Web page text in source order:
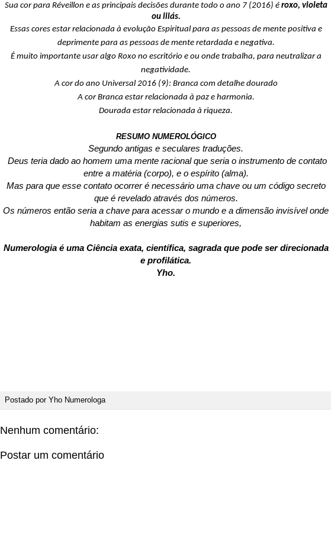
Sua cor para Réveillon e as principais decisões durante todo o ano 7 (2016) é roxo, violeta
ou lilás.
Essas cores estar relacionada à evolução Espiritual para as pessoas de mente positiva e
deprimente para as pessoas de mente retardada e negativa.
É muito importante usar algo Roxo no escritório e ou onde trabalha, para neutralizar a
negatividade.
A cor do ano Universal 2016 (9): Branca com detalhe dourado
A cor Branca estar relacionada à paz e harmonia.
Dourada estar relacionada à riqueza.
RESUMO NUMEROLÓGICO
Segundo antigas e seculares traduções.
Deus teria dado ao homem uma mente racional que seria o instrumento de contato
entre a matéria (corpo), e o espírito (alma).
Mas para que esse contato ocorrer é necessário uma chave ou um código secreto
que é revelado através dos números.
Os números então seria a chave para acessar o mundo e a dimensão invisível onde
habitam as energias sutis e superiores,
Numerologia é uma Ciência exata, científica, sagrada que pode ser direcionada
e profilática.
Yho.
Postado por Yho Numerologa
Nenhum comentário:
Postar um comentário